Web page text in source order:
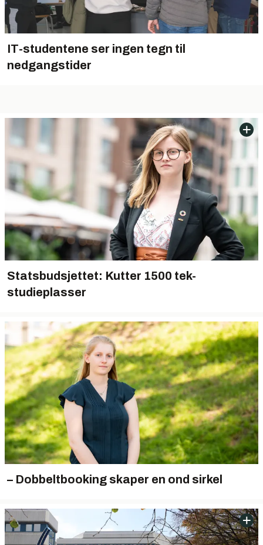
IT-studentene ser ingen tegn til
nedgangstider
Statsbudsjettet: Kutter 1500 tek-
studieplasser
– Dobbeltbooking skaper en ond sirkel